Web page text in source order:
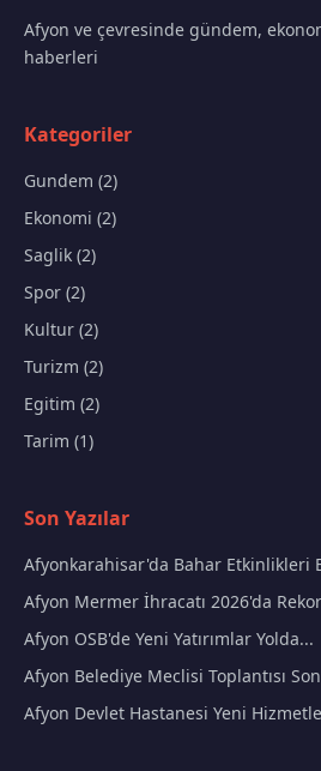
Afyon ve çevresinde gündem,
haberleri
Kategoriler
Gundem (2)
Ekonomi (2)
Saglik (2)
Spor (2)
Kultur (2)
Turizm (2)
Egitim (2)
Tarim (1)
Son Yazılar
Afyonkarahisar'da Bahar Etkinlikleri
Afyon Mermer İhracatı 2026'da Rekor
Afyon OSB'de Yeni Yatırımlar Yolda...
Afyon Belediye Meclisi Toplantısı
Afyon Devlet Hastanesi Yeni